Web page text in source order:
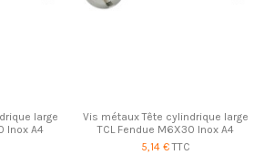
large
Inox A4
Vis métaux Tête cylindrique large
TCL Fendue M6X30 Inox A4
5,14 €TTC